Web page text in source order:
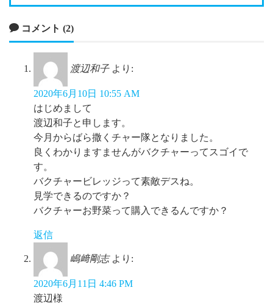
コメント (2)
渡辺和子 より:
2020年6月10日 10:55 AM
はじめまして
渡辺和子と申します。
今月からばら撒くチャー隊となりました。
良くわかりますませんがバクチャーってスゴイで
す。
バクチャービレッジって素敵デスね。
見学できるのですか？
バクチャーお野菜って購入できるんですか？
返信
嶋﨑剛志 より:
2020年6月11日 4:46 PM
渡辺様